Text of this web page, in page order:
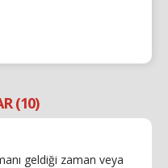
(10)
geldiği zaman veya